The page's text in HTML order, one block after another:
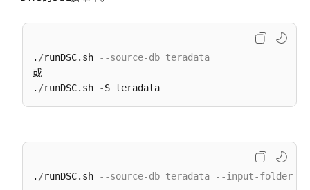
皮
文
. /runDSC.sh
--source-db teradata
或
. /runDSC.sh -
. /runDSC.sh --source-db teradata --input-folder